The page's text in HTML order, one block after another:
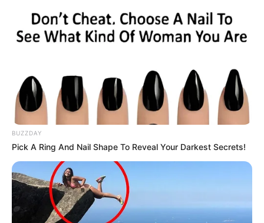
Post
navigation
Previous Article
Previous
article:
Megrázó
tragédia.Halálos
baleset a strandon – 21
hónapos kislány
vesztette életét
Next Article
Ma Bogdán László
sírjánál jártunk.. ez a
BUZZDAY
Pick A Ring And Nail Shape To Reveal Your Darkest Secrets!